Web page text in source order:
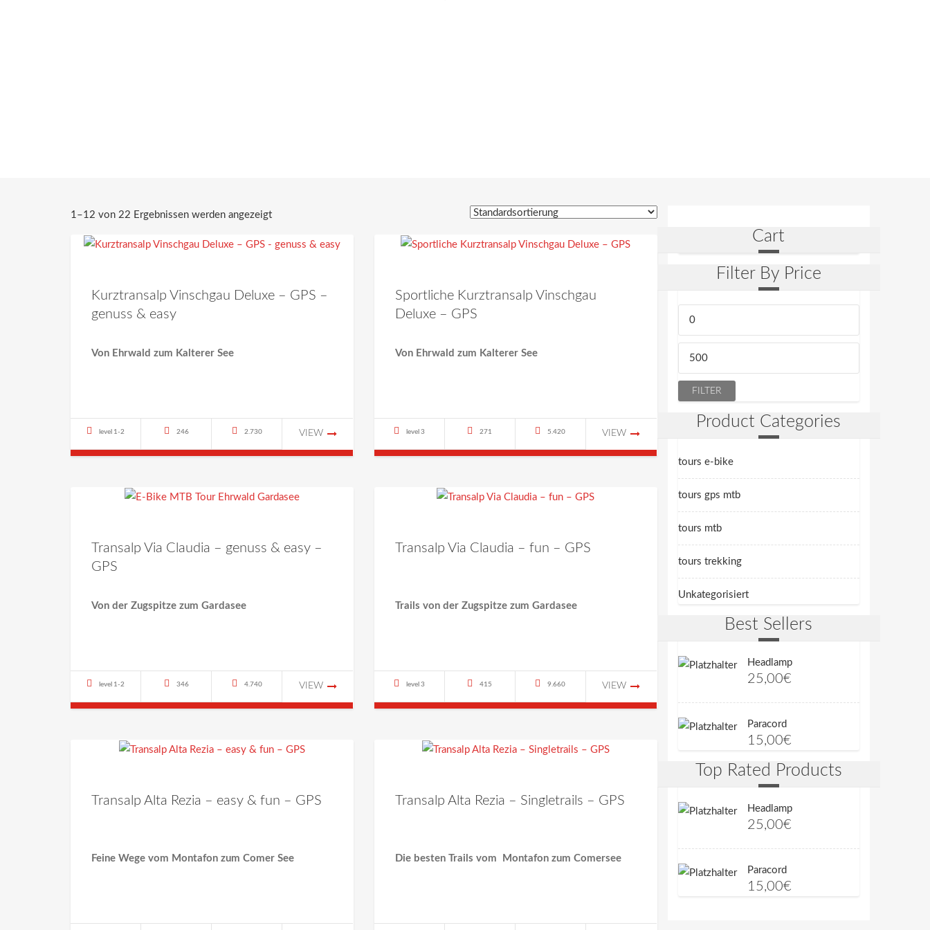
1–12 von 22 Ergebnissen werden angezeigt
Kurztransalp Vinschgau Deluxe – GPS –
genuss & easy
Von Ehrwald zum Kalterer See
level 1-2 246 2.730 VIEW
Sportliche Kurztransalp Vinschgau
Deluxe – GPS
Von Ehrwald zum Kalterer See
level 3 271 5.420 VIEW
Transalp Via Claudia – genuss & easy –
GPS
Von der Zugspitze zum Gardasee
level 1-2 346 4.740 VIEW
Transalp Via Claudia – fun – GPS
Trails von der Zugspitze zum Gardasee
level 3 415 9.660 VIEW
Transalp Alta Rezia – easy & fun – GPS
Feine Wege vom Montafon zum Comer See
Transalp Alta Rezia – Singletrails – GPS
Die besten Trails vom Montafon zum Comersee
Cart
Filter By Price
Min.
Preis
Max.
Preis
FILTER
Product Categories
tours e-bike
tours gps mtb
tours mtb
tours trekking
Unkategorisiert
Best Sellers
Headlamp
25,00€
Paracord
15,00€
Top Rated Products
Headlamp
25,00€
Paracord
15,00€